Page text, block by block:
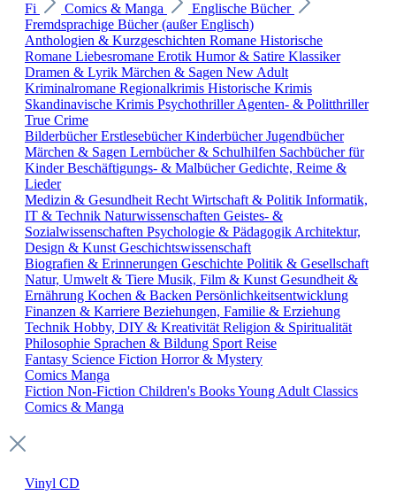
Fi
Comics & Manga
Englische Bücher
Fremdsprachige Bücher (außer Englisch)
Anthologien & Kurzgeschichten Romane Historische
Romane Liebesromane Erotik Humor & Satire Klassiker
Dramen & Lyrik Märchen & Sagen New Adult
Kriminalromane Regionalkrimis Historische Krimis
Skandinavische Krimis PsychothrillerAgenten- & Politthriller
True Crime
BilderbücherErstlesebücherKinderbücherJugendbücher
Märchen & Sagen Lernbücher & Schulhilfen Sachbücher für
KinderBeschäftigungs- & MalbücherGedichte, Reime &
Lieder
Medizin & Gesundheit Recht Wirtschaft & Politik Informatik,
IT & Technik Naturwissenschaften Geistes- &
Sozialwissenschaften Psychologie & Pädagogik Architektur,
Design & Kunst Geschichtswissenschaft
Biografien & Erinnerungen Geschichte Politik & Gesellschaft
Natur, Umwelt & Tiere Musik, Film & Kunst Gesundheit &
Ernährung Kochen & Backen Persönlichkeitsentwicklung
Finanzen & Karriere Beziehungen, Familie & Erziehung
Technik Hobby, DIY & Kreativität Religion & Spiritualität
Philosophie Sprachen & Bildung Sport Reise
Fantasy Science Fiction Horror & Mystery
Comics Manga
Fiction Non-Fiction Children's BooksYoung Adult Classics
Comics & Manga
Vinyl CD